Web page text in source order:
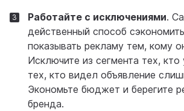
Работайте с исключениями.
действенный способ
показывать рекламу тем, кому
Исключите из сегмента тех,
тех, кто видел объявление
Экономьте бюджет и берегите
бренда.